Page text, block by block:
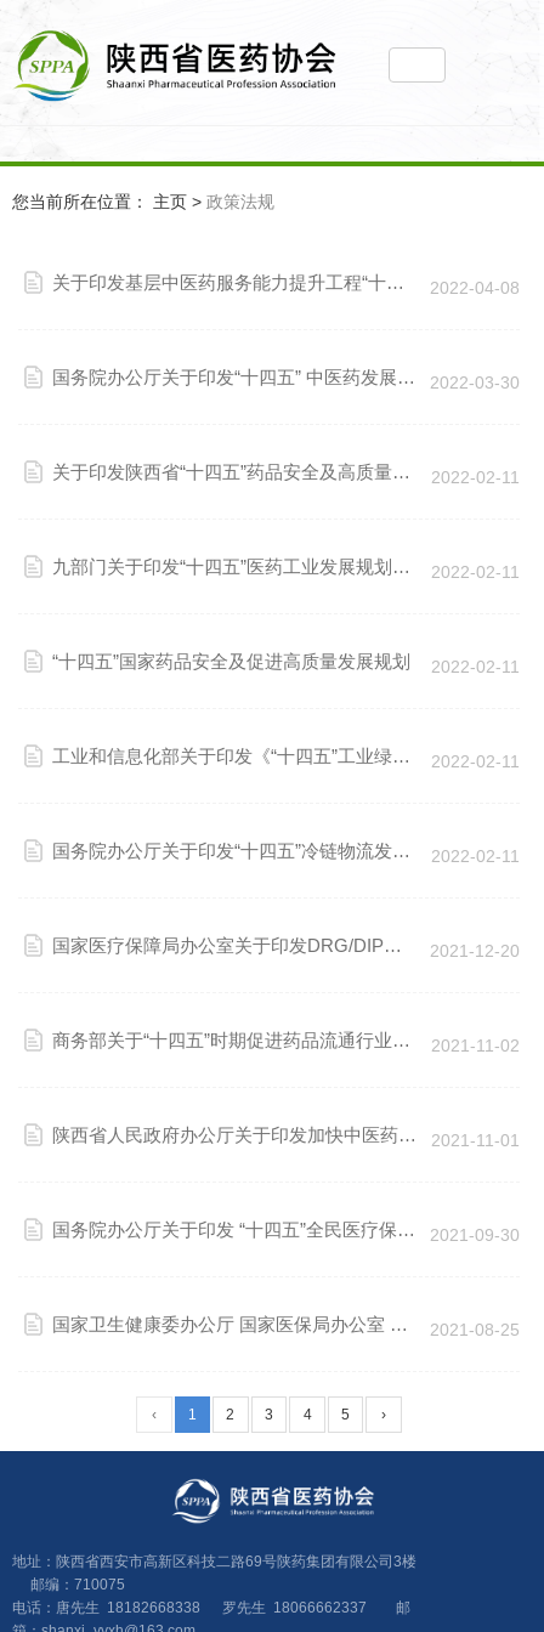
您当前所在位置： 主页 > 政策法规
2022-04-08
关于印发基层中医药服务能力提升工程“十四
2022-03-30
国务院办公厅关于印发“十四五” 中医药发展规
2022-02-11
关于印发陕西省“十四五”药品安全及高质量发
2022-02-11
九部门关于印发“十四五”医药工业发展规划的
2022-02-11
“十四五”国家药品安全及促进高质量发展规划
2022-02-11
工业和信息化部关于印发《“十四五”工业绿色
2022-02-11
国务院办公厅关于印发“十四五”冷链物流发展
2021-12-20
国家医疗保障局办公室关于印发DRG/DIP付
2021-11-02
商务部关于“十四五”时期促进药品流通行业高
2021-11-01
陕西省人民政府办公厅关于印发加快中医药特
2021-09-30
国务院办公厅关于印发 “十四五”全民医疗保障
2021-08-25
国家卫生健康委办公厅 国家医保局办公室 关
‹ 1 2 3 4 5 ›
地址：陕西省西安市高新区科技二路69号陕药集团有限公司3楼
邮编：710075
电话：唐先生 18182668338 罗先生 18066662337 邮